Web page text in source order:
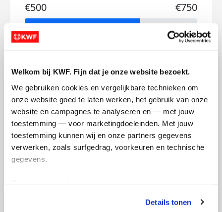
Welkom bij KWF. Fijn dat je onze website bezoekt.
We gebruiken cookies en vergelijkbare technieken om
onze website goed te laten werken, het gebruik van onze
website en campagnes te analyseren en — met jouw
toestemming — voor marketingdoeleinden. Met jouw
toestemming kunnen wij en onze partners gegevens
verwerken, zoals surfgedrag, voorkeuren en technische
gegevens.
tonen. Je kunt je toestemming op elk moment wijzigen of
Details tonen
€500 €750
Doneer
Mijn activiteiten volgen
56
kms